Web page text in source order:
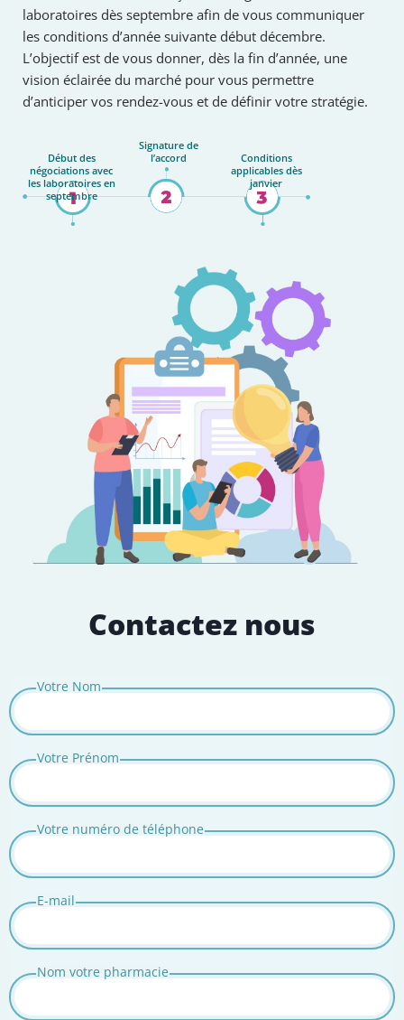
laboratoires dès septembre afin de vous communiquer
les conditions d’année suivante début décembre.
L’objectif est de vous donner, dès la fin d’année, une
vision éclairée du marché pour vous permettre
d’anticiper vos rendez-vous et de définir votre stratégie.
Contactez nous
Votre Nom
Votre Prénom
Votre numéro de téléphone
E-mail
Nom votre pharmacie